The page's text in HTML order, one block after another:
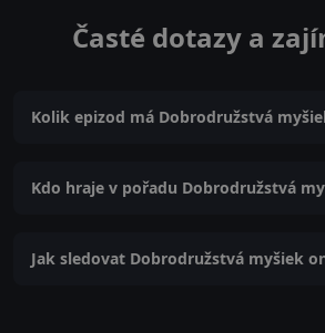
Časté dotazy a
Kolik epizod má Dobrodružstvá
Kdo hraje v pořadu Dobrodružstvá
Jak sledovat Dobrodružstvá myšiek